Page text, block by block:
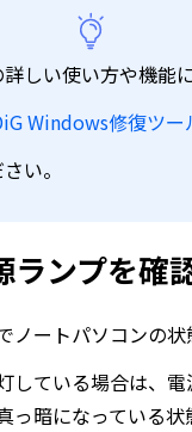
しい使い方や機能
Windows修復ツー
い。
ランプを確
ノートパソコンの状
している場合は、
っ暗になっている